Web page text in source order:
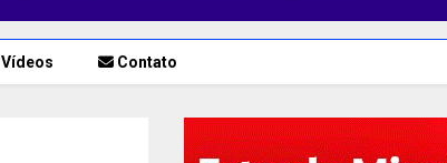
Vídeos Contato